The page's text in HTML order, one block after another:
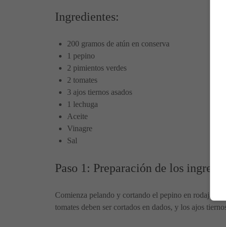
Ingredientes:
200 gramos de atún en conserva
1 pepino
2 pimientos verdes
2 tomates
3 ajos tiernos asados
1 lechuga
Aceite
Vinagre
Sal
Paso 1: Preparación de los
Comienza pelando y cortando el pepino en rodajas
tomates deben ser cortados en dados, y los ajos